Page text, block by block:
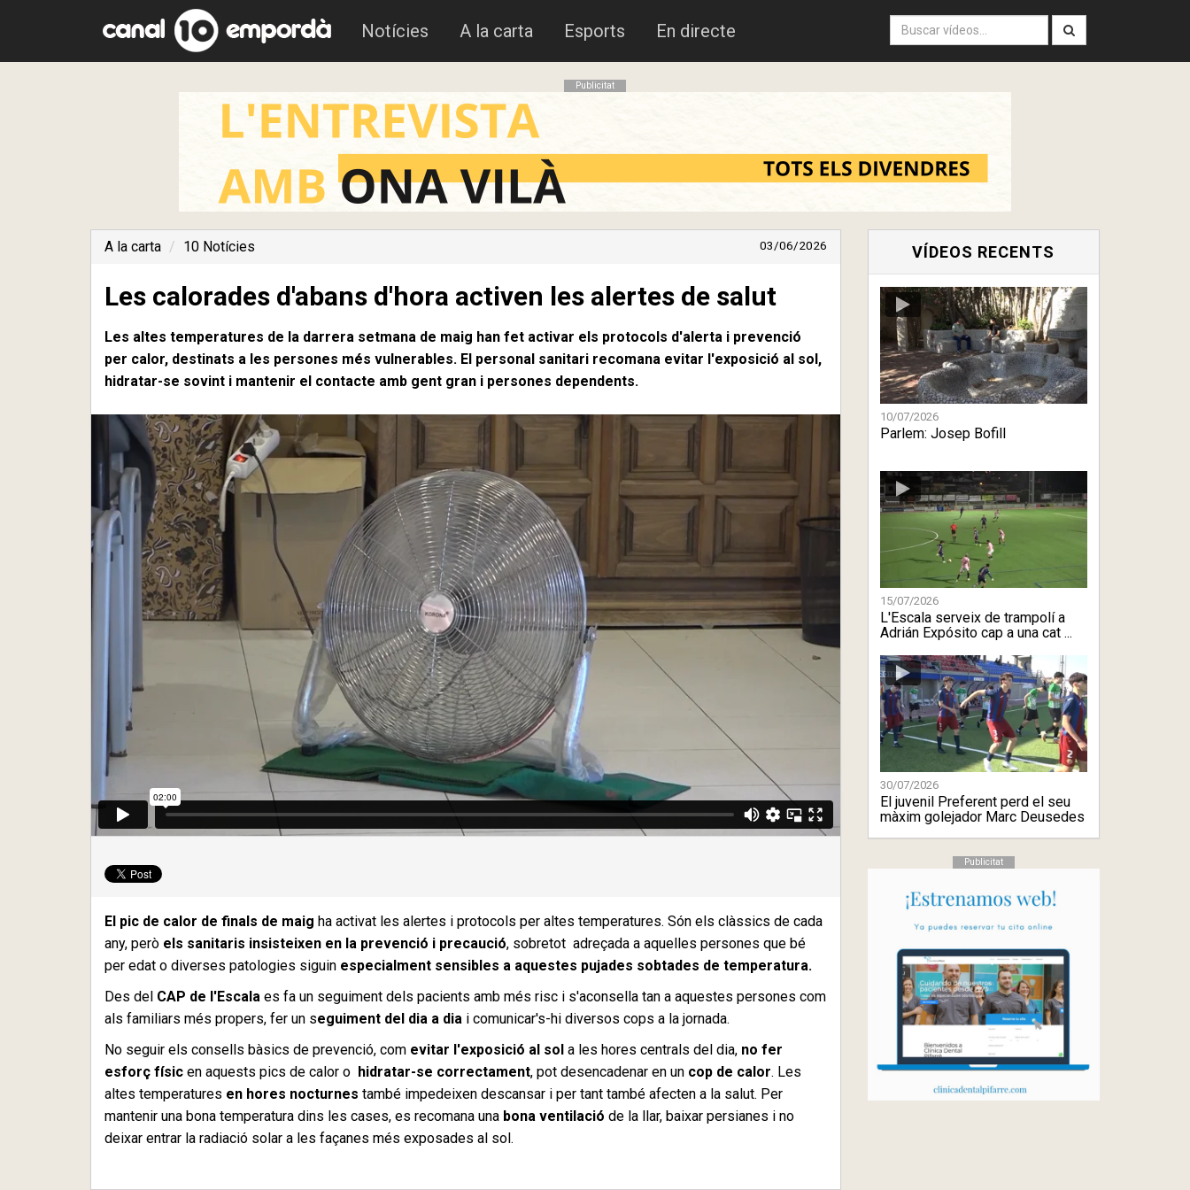
Notícies A la carta Esports En directe
Publicitat
A la carta 10 Notícies 03/06/2026
Les calorades d'abans d'hora activen les alertes de salut
Les altes temperatures de la darrera setmana de maig han fet activar els protocols d'alerta i prevenció
per calor, destinats a les persones més vulnerables. El personal sanitari recomana evitar l'exposició al sol,
hidratar-se sovint i mantenir el contacte amb gent gran i persones dependents.
El pic de calor de finals de maig ha activat les alertes i protocols per altes temperatures. Són els clàssics de cada
any, però els sanitaris insisteixen en la prevenció i precaució, sobretot adreçada a aquelles persones que bé
per edat o diverses patologies siguin especialment sensibles a aquestes pujades sobtades de temperatura.
Des del CAP de l'Escala es fa un seguiment dels pacients amb més risc i s'aconsella tan a aquestes persones com
als familiars més propers, fer un seguiment del dia a dia i comunicar's-hi diversos cops a la jornada.
No seguir els consells bàsics de prevenció, com evitar l'exposició al sol a les hores centrals del dia, no fer
esforç físic en aquests pics de calor o hidratar-se correctament, pot desencadenar en un cop de calor. Les
altes temperatures en hores nocturnes també impedeixen descansar i per tant també afecten a la salut. Per
mantenir una bona temperatura dins les cases, es recomana una bona ventilació de la llar, baixar persianes i no
deixar entrar la radiació solar a les façanes més exposades al sol.
VÍDEOS RECENTS
10/07/2026
Parlem: Josep Bofill
15/07/2026
L'Escala serveix de trampolí a
Adrián Expósito cap a una cat ...
30/07/2026
El juvenil Preferent perd el seu
màxim golejador Marc Deusedes
Publicitat